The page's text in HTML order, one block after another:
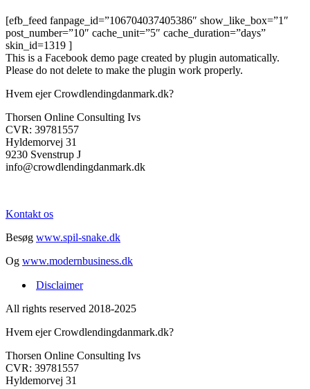
[efb_feed fanpage_id=”106704037405386″ show_like_box=”1″
post_number=”10″ cache_unit=”5″ cache_duration=”days”
skin_id=1319 ]
This is a Facebook demo page created by plugin automatically.
Please do not delete to make the plugin work properly.
Hvem ejer Crowdlendingdanmark.dk?
Thorsen Online Consulting Ivs
CVR: 39781557
Hyldemorvej 31
9230 Svenstrup J
info@crowdlendingdanmark.dk
Kontakt os
Besøg www.spil-snake.dk
Og www.modernbusiness.dk
Disclaimer
All rights reserved 2018-2025
Hvem ejer Crowdlendingdanmark.dk?
Thorsen Online Consulting Ivs
CVR: 39781557
Hyldemorvej 31